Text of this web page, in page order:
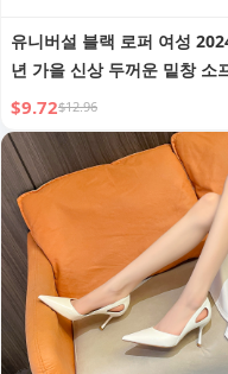
유니버설 블랙 로퍼 여성
년 가을 신상 두꺼운 밑창 소
트 바닥 미끄럼 방지 기본 JK 교
복 작은 가죽 신발
$9.72$12.96